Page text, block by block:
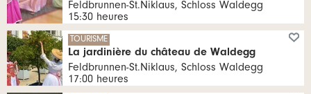
Feldbrunnen-St.Niklaus, Schloss Waldegg
15:30 heures
TOURISME
La jardinière du château de Waldegg
Feldbrunnen-St.Niklaus, Schloss Waldegg
17:00 heures